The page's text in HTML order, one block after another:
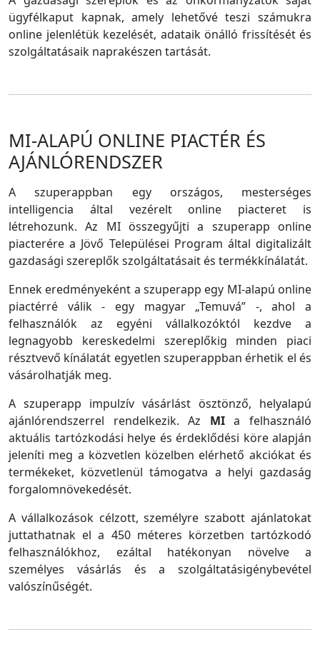
ügyfélkaput kapnak, amely lehetővé teszi számukra
online jelenlétük kezelését, adataik önálló frissítését és
szolgáltatásaik naprakészen tartását.
MI-ALAPÚ ONLINE PIACTÉR ÉS
AJÁNLÓRENDSZER
A szuperappban egy országos, mesterséges
intelligencia által vezérelt online piacteret is
létrehozunk. Az MI összegyűjti a szuperapp online
piacterére a Jövő Települései Program által digitalizált
gazdasági szereplők szolgáltatásait és termékkínálatát.
Ennek eredményeként a szuperapp egy MI-alapú online
piactérré válik - egy magyar „Temuvá” -, ahol a
felhasználók az egyéni vállalkozóktól kezdve a
legnagyobb kereskedelmi szereplőkig minden piaci
résztvevő kínálatát egyetlen szuperappban érhetik el és
vásárolhatják meg.
A szuperapp impulzív vásárlást ösztönző, helyalapú
ajánlórendszerrel rendelkezik. Az MIa felhasználó
aktuális tartózkodási helye és érdeklődési köre alapján
jeleníti meg a közvetlen közelben elérhető akciókat és
termékeket, közvetlenül támogatva a helyi gazdaság
forgalomnövekedését.
A vállalkozások célzott, személyre szabott ajánlatokat
juttathatnak el a 450 méteres körzetben tartózkodó
felhasználókhoz, ezáltal hatékonyan növelve a
személyes vásárlás és a szolgáltatásigénybevétel
valószínűségét.